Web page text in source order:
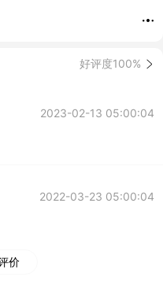
好评度100%
2023-02-13 05:00:04
2022-03-23 05:00:04
价